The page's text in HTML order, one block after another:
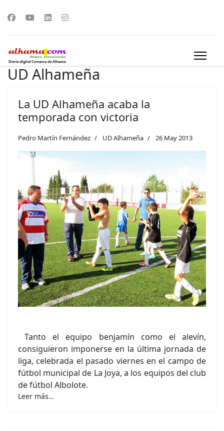
UD Alhameña
La UD Alhameña acaba la
temporada con victoria
Pedro Martín Fernández UD Alhameña 26 May 2013
Tanto el equipo benjamín como el alevín,
consiguieron imponerse en la última jornada de
liga, celebrada el pasado viernes en el campo de
fútbol municipal de La Joya, a los equipos del club
de fútbol Albolote.
Leer más…